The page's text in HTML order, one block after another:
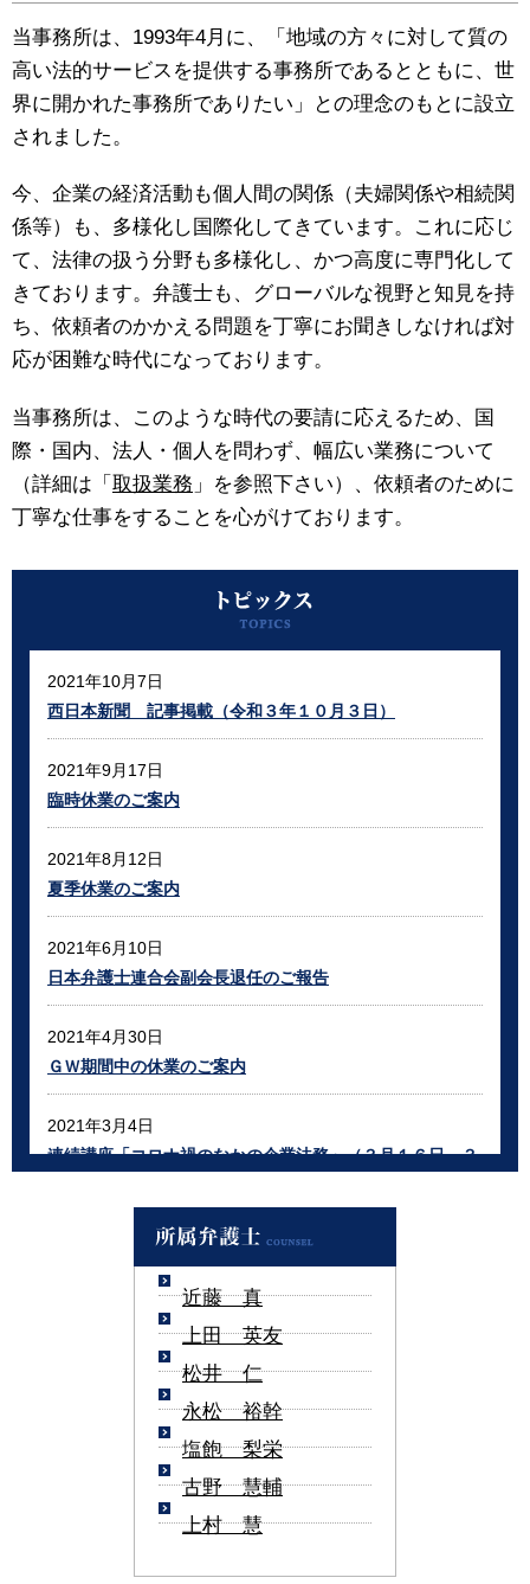
当事務所は、1993年4月に、「地域の方々に対して質の
高い法的サービスを提供する事務所であるとともに、世
界に開かれた事務所でありたい」との理念のもとに設立
されました。
今、企業の経済活動も個人間の関係（夫婦関係や相続関
係等）も、多様化し国際化してきています。これに応じ
て、法律の扱う分野も多様化し、かつ高度に専門化して
きております。弁護士も、グローバルな視野と知見を持
ち、依頼者のかかえる問題を丁寧にお聞きしなければ対
応が困難な時代になっております。
当事務所は、このような時代の要請に応えるため、国
際・国内、法人・個人を問わず、幅広い業務について
（詳細は「 取扱業務 」を参照下さい）、依頼者のために
丁寧な仕事をすることを心がけております。
2021年10月7日
西日本新聞 記事掲載（令和３年１０月３日）
2021年9月17日
臨時休業のご案内
2021年8月12日
夏季休業のご案内
2021年6月10日
日本弁護士連合会副会長退任のご報告
2021年4月30日
ＧＷ期間中の休業のご案内
2021年3月4日
連続講座「コロナ禍のなかの企業法務」（３月１６日、３
自殺予防シンポジウム「未来を生き抜く力を見つけたい」
（３月１３日）のご案内
2021年1月13日
電気設備工事による電話およびFAX不通のお知らせ
2020年12月28日
年末年始休業のご案内
2020年12月7日
近藤 真
上田 英友
松井 仁
永松 裕幹
塩飽 梨栄
古野 慧輔
上村 慧